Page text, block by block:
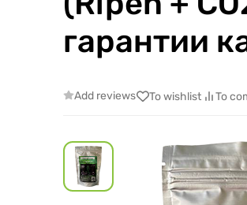
гарантии
Add reviews To wishlist To